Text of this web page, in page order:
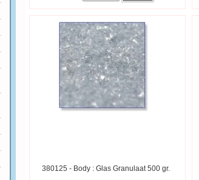
380125 - Body : Glas Granulaat 500 gr.